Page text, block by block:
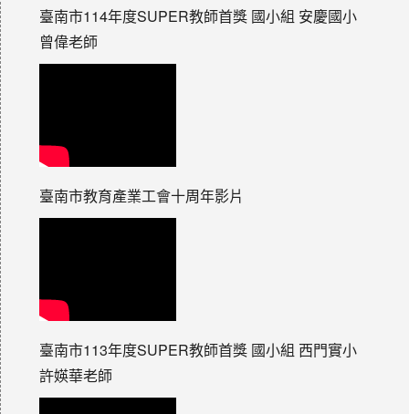
臺南市114年度SUPER教師首獎 國小組 安慶國小
曾偉老師
臺南市教育產業工會十周年影片
臺南市113年度SUPER教師首獎 國小組 西門實小
許媖華老師